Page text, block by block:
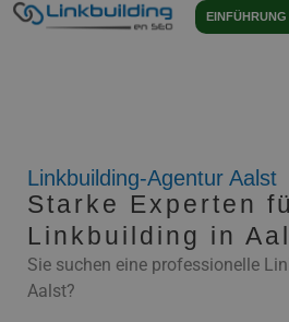
Linkbuilding-Agentur Aalst
Starke Experten
Linkbuilding in
Sie suchen eine professionelle
Aalst?